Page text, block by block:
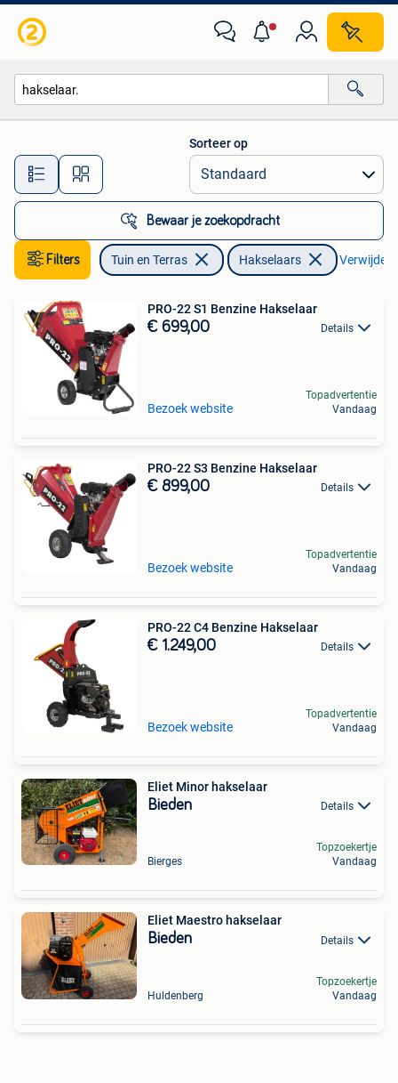
Alle afstanden…
Sorteer op
Bewaar je zoekopdracht
Filters Tuin en Terras Hakselaars Verwijder
PRO-22 S1 Benzine Hakselaar
€ 699,00 Details
Bezoek website
Topadvertentie
Vandaag
PRO-22 S3 Benzine Hakselaar
€ 899,00 Details
Bezoek website
Topadvertentie
Vandaag
PRO-22 C4 Benzine Hakselaar
€ 1.249,00 Details
Bezoek website
Topadvertentie
Vandaag
Eliet Minor hakselaar
Bieden Details
Bierges
Topzoekertje
Vandaag
Eliet Maestro hakselaar
Bieden Details
Huldenberg
Topzoekertje
Vandaag